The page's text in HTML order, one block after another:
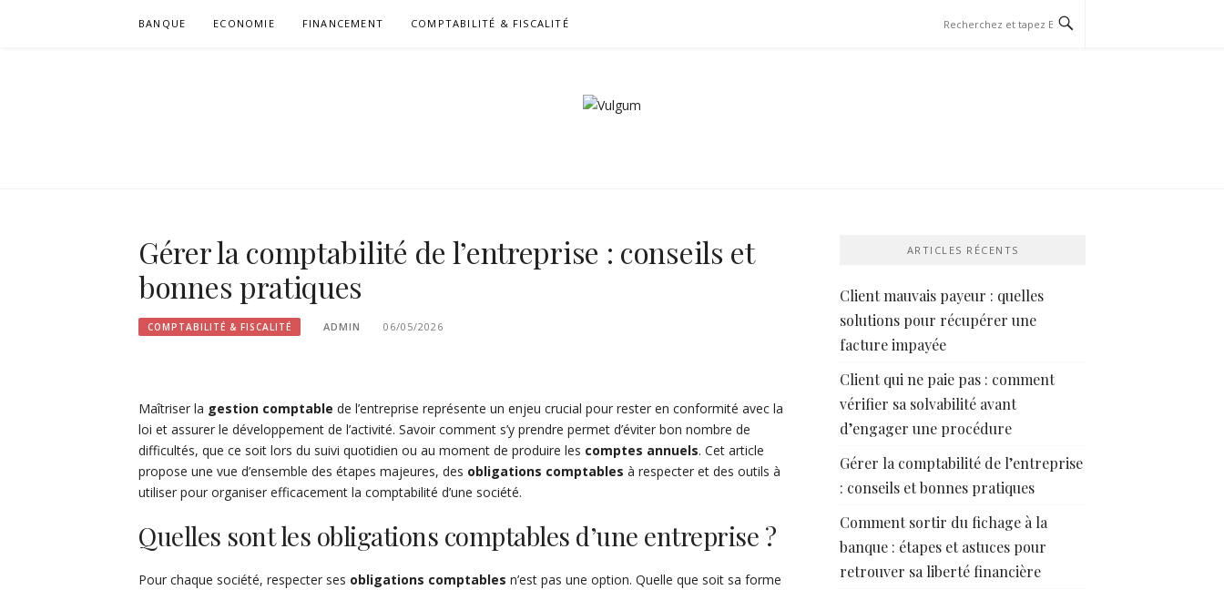
BANQUE ECONOMIE FINANCEMENT COMPTABILITÉ & FISCALITÉ
Gérer la comptabilité de l’entreprise : conseils et
bonnes pratiques
COMPTABILITÉ & FISCALITÉ ADMIN 06/05/2026
Maîtriser la gestion comptable de l’entreprise représente un enjeu crucial pour rester en conformité avec la
loi et assurer le développement de l’activité. Savoir comment s’y prendre permet d’éviter bon nombre de
difficultés, que ce soit lors du suivi quotidien ou au moment de produire les comptes annuels. Cet article
propose une vue d’ensemble des étapes majeures, des obligations comptables à respecter et des outils à
utiliser pour organiser efficacement la comptabilité d’une société.
Quelles sont les obligations comptables d’une entreprise ?
Pour chaque société, respecter ses obligations comptables n’est pas une option. Quelle que soit sa forme
ARTICLES RÉCENTS
Client mauvais payeur : quelles
solutions pour récupérer une
facture impayée
Client qui ne paie pas : comment
vérifier sa solvabilité avant
d’engager une procédure
Gérer la comptabilité de l’entreprise
: conseils et bonnes pratiques
Comment sortir du fichage à la
banque : étapes et astuces pour
retrouver sa liberté financière